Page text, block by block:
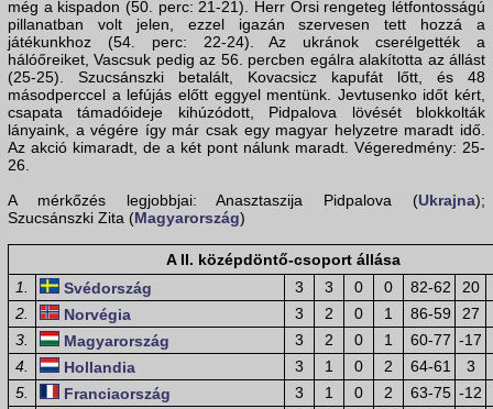
még a kispadon (50. perc: 21-21). Herr Orsi rengeteg létfontosságú
pillanatban volt jelen, ezzel igazán szervesen tett hozzá a
játékunkhoz (54. perc: 22-24). Az ukránok cserélgették a
hálóőreiket, Vascsuk pedig az 56. percben egálra alakította az állást
(25-25). Szucsánszki betalált, Kovacsicz kapufát lőtt, és 48
másodperccel a lefújás előtt eggyel mentünk. Jevtusenko időt kért,
csapata támadóideje kihúzódott, Pidpalova lövését blokkolták
lányaink, a végére így már csak egy magyar helyzetre maradt idő.
Az akció kimaradt, de a két pont nálunk maradt. Végeredmény: 25-
26.
A mérkőzés legjobbjai: Anasztaszija Pidpalova (Ukrajna);
Szucsánszki Zita (Magyarország)
A II. középdöntő-csoport állása
1.
Svédország 3 3 0 0 82-62
20
2.
Norvégia 3 2 0 1 86-59
27
3.
Magyarország 3 2 0 1 60-77 -17
4.
Hollandia 3 1 0 2 64-61
3
5.
Franciaország 3 1 0 2 63-75 -12